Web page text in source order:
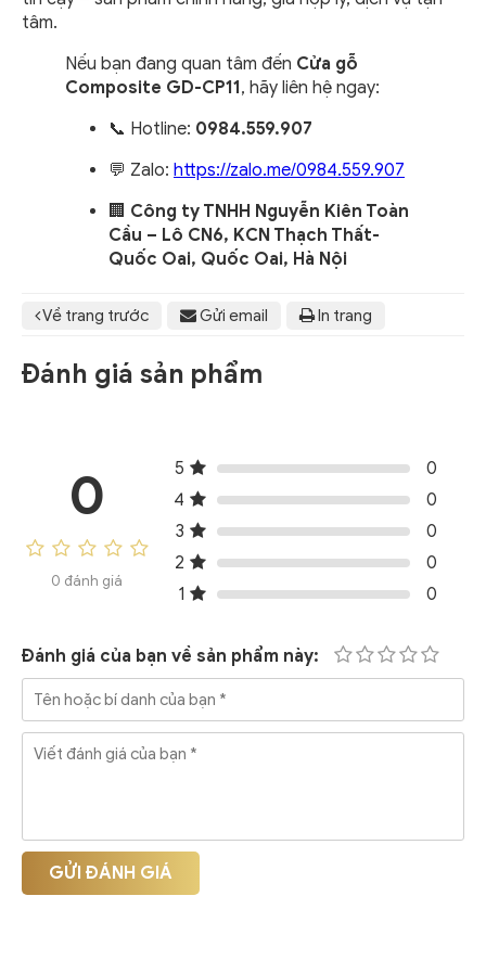
tâm.
Nếu bạn đang quan tâm đến Cửa gỗ
Composite GD-CP11, hãy liên hệ ngay:
📞 Hotline: 0984.559.907
💬 Zalo: https://zalo.me/0984.559.907
🏢 Công ty TNHH Nguyễn Kiên Toàn
Cầu – Lô CN6, KCN Thạch Thất-
Quốc Oai, Quốc Oai, Hà Nội
Về trang trước Gửi email In trang
Đánh giá sản phẩm
0
0 đánh giá
5
0
4
0
3
0
2
0
1
0
Đánh giá của bạn về sản phẩm này:
GỬI ĐÁNH GIÁ